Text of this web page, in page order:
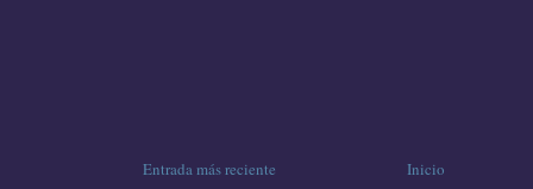
Entrada más reciente Inicio